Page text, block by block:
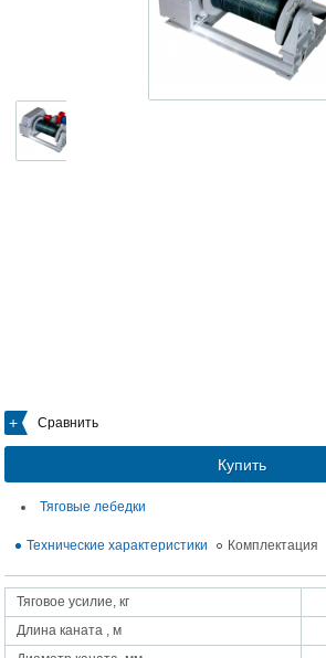
Сравнить
Купить
Тяговые лебедки
Технические характеристики Комплектация
Тяговое усилие, кг
Длина каната , м